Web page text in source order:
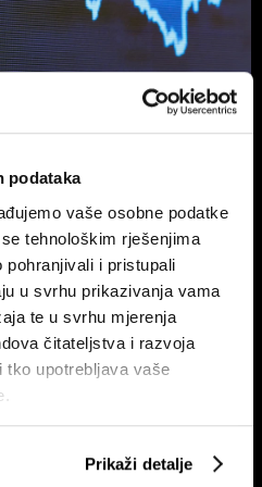
podataka
vaše osobne podatke
tehnološkim rješenjima
i pristupali
u svrhu prikazivanja vama
te u svrhu mjerenja
čitateljstva i razvoja
tko upotrebljava vaše
vašoj geografskoj lokaciji,
Prikaži detalje
zašto je
su lipanj i srpanj mjeseci s
Sezona rezultata u fokusu: